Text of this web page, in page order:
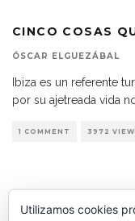
CINCO COSAS
ÓSCAR ELGUEZÁBAL
Ibiza es un referente
por su ajetreada vida
1 COMMENT 3972
Utilizamos cookies